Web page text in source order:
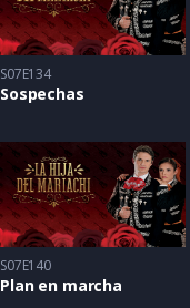
S07E134
Sospechas
S07E140
Plan en marcha